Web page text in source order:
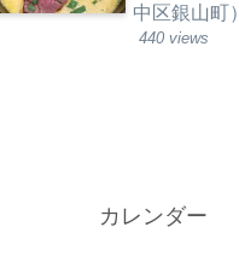
中区銀山町）
440 views
カレンダー